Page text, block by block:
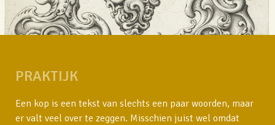
PRAKTIJK
Een kop is een tekst van slechts een paar woorden, maar
er valt veel over te zeggen. Misschien juist wel omdat